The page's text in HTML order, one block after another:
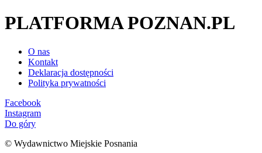
PLATFORMA POZNAN.PL
O nas
Kontakt
Deklaracja dostępności
Polityka prywatności
Facebook
Instagram
Do góry
© Wydawnictwo Miejskie Posnania